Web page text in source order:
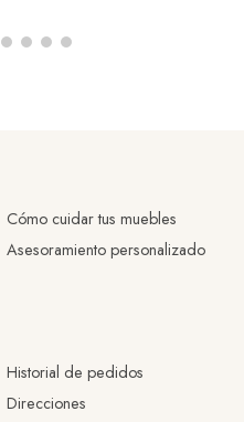
Cómo cuidar tus muebles
Asesoramiento personalizado
Historial de pedidos
Direcciones